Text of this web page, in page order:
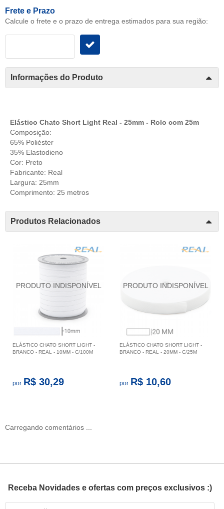
Frete e Prazo
Calcule o frete e o prazo de entrega estimados para sua região:
Informações do Produto
Elástico Chato Short Light Real - 25mm - Rolo com 25m
Composição:
65% Poliéster
35% Elastodieno
Cor: Preto
Fabricante: Real
Largura: 25mm
Comprimento: 25 metros
Produtos Relacionados
ELÁSTICO CHATO SHORT LIGHT -
BRANCO - REAL - 10MM - C/100M
por R$ 30,29
ELÁSTICO CHATO SHORT LIGHT -
BRANCO - REAL - 20MM - C/25M
por R$ 10,60
Carregando comentários ...
Receba Novidades e ofertas com preços exclusivos :)